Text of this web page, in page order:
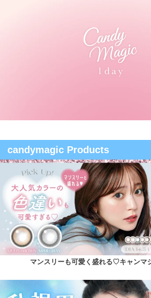
candymagic Products
マンスリーも可愛く盛れる♡キャンマ